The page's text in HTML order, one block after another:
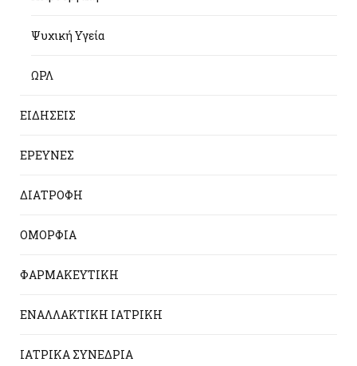
Ψυχική Υγεία
ΩΡΛ
ΕΙΔΗΣΕΙΣ
ΕΡΕΥΝΕΣ
ΔΙΑΤΡΟΦΗ
ΟΜΟΡΦΙΑ
ΦΑΡΜΑΚΕΥΤΙΚΗ
ΕΝΑΛΛΑΚΤΙΚΗ ΙΑΤΡΙΚΗ
ΙΑΤΡΙΚΑ ΣΥΝΕΔΡΙΑ